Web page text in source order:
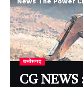
छत्तीसगढ़
CG NEWS